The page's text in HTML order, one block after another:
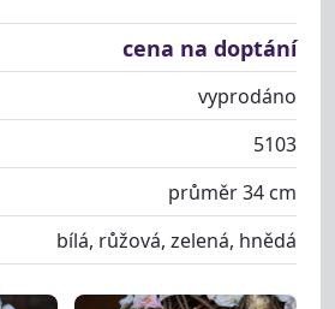
cena na doptání
vyprodáno
5103
průměr 34 cm
bílá, růžová, zelená, hnědá